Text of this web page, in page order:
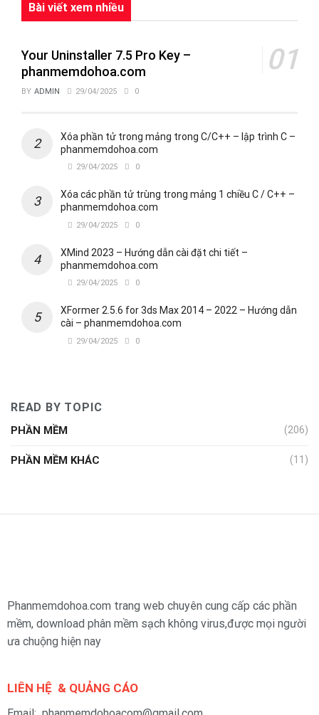
Bài viết xem nhiều
Your Uninstaller 7.5 Pro Key –
phanmemdohoa.com
BY ADMIN 29/04/2025 0
Xóa phần tử trong mảng trong C/C++ – lập trình C –
phanmemdohoa.com
29/04/2025 0
Xóa các phần tử trùng trong mảng 1 chiều C / C++ –
phanmemdohoa.com
29/04/2025 0
XMind 2023 – Hướng dẫn cài đặt chi tiết –
phanmemdohoa.com
29/04/2025 0
XFormer 2.5.6 for 3ds Max 2014 – 2022 – Hướng dẫn
cài – phanmemdohoa.com
29/04/2025 0
READ BY TOPIC
PHẦN MỀM (206)
PHẦN MỀM KHÁC (11)
Phanmemdohoa.com trang web chuyên cung cấp các phần
mềm, download phân mềm sạch không virus,được mọi người
ưa chuộng hiện nay
LIÊN HỆ & QUẢNG CÁO